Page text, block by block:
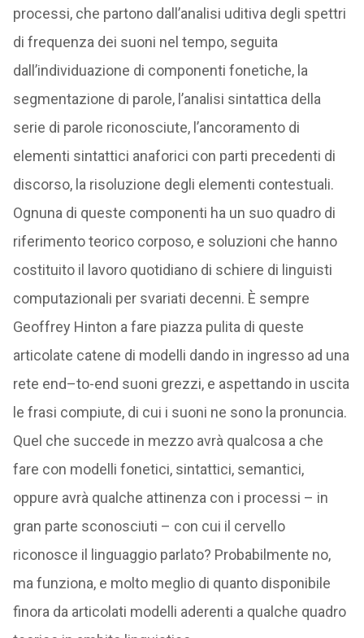
processi, che partono dall’analisi uditiva degli spettri
di frequenza dei suoni nel tempo, seguita
dall’individuazione di componenti fonetiche, la
segmentazione di parole, l’analisi sintattica della
serie di parole riconosciute, l’ancoramento di
elementi sintattici anaforici con parti precedenti di
discorso, la risoluzione degli elementi contestuali.
Ognuna di queste componenti ha un suo quadro di
riferimento teorico corposo, e soluzioni che hanno
costituito il lavoro quotidiano di schiere di linguisti
computazionali per svariati decenni. È sempre
Geoffrey Hinton a fare piazza pulita di queste
articolate catene di modelli dando in ingresso ad una
rete end–to-end suoni grezzi, e aspettando in uscita
le frasi compiute, di cui i suoni ne sono la pronuncia.
Quel che succede in mezzo avrà qualcosa a che
fare con modelli fonetici, sintattici, semantici,
oppure avrà qualche attinenza con i processi – in
gran parte sconosciuti – con cui il cervello
riconosce il linguaggio parlato? Probabilmente no,
ma funziona, e molto meglio di quanto disponibile
finora da articolati modelli aderenti a qualche quadro